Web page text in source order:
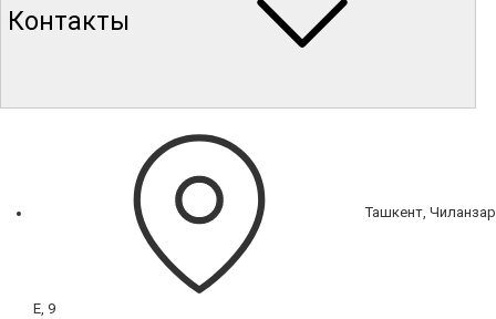
Контакты
Ташкент, Чиланзар
Е, 9